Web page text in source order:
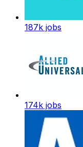
187k jobs
174k jobs